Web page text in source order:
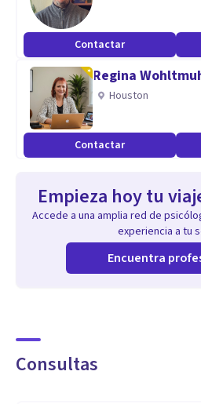
Contactar
Regina
Houston
Contactar
Empieza hoy tu
Accede a una amplia red de
experiencia a tu
Encuentra
Consultas